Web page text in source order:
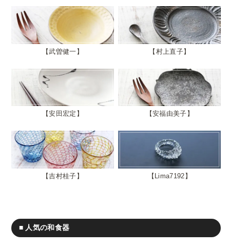
武曽健一 村上直子
安田宏定 安福由美子
吉村桂子 Lima7192
■ 人気の和食器